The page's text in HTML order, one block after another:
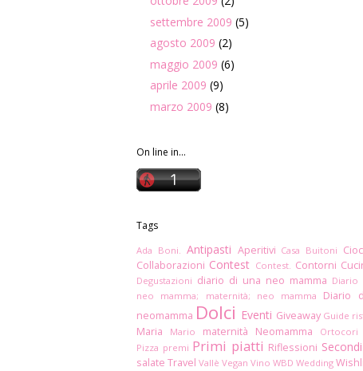
settembre 2009 (5)
agosto 2009 (2)
maggio 2009 (6)
aprile 2009 (9)
marzo 2009 (8)
On line in...
Tags
Ada Boni. Antipasti Aperitivi Casa Buitoni
Collaborazioni Contest Contest. Contorni
Degustazioni diario di una neo mamma Diario
neo mamma; maternità; neo mamma
Diario
neomamma Dolci Eventi Giveaway Guide
Maria Mario maternità Neomamma
Ortocori
Pizza premi Primi piatti Riflessioni Secondi
salate Travel Vallè Vegan Vino WBD Wedding